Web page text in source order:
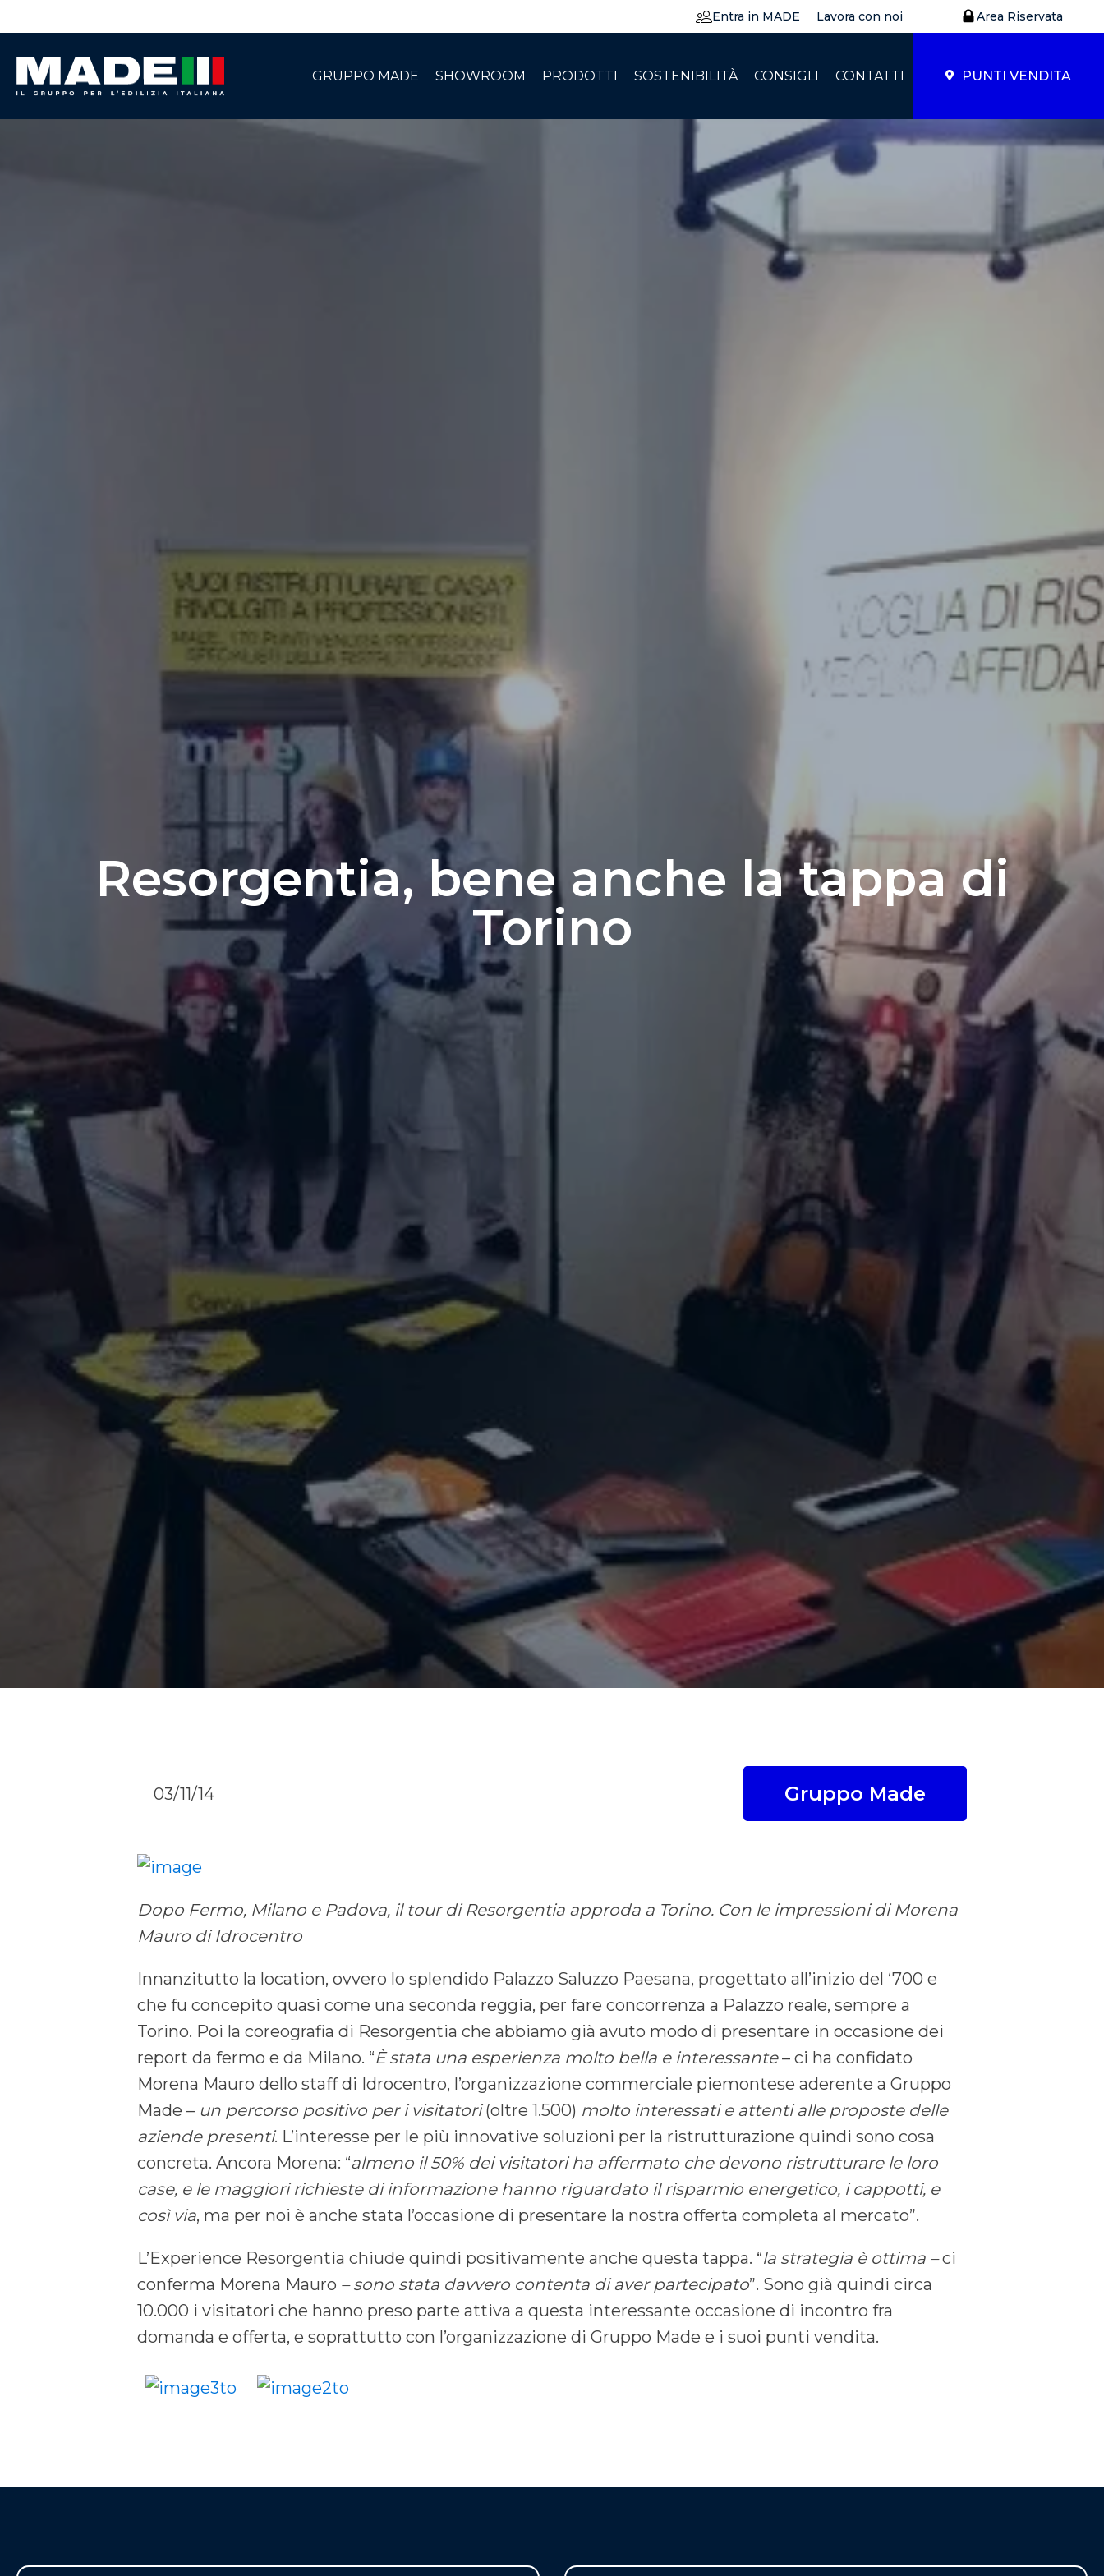
Entra in MADE Lavora con noi Area Riservata
GRUPPO MADE SHOWROOM PRODOTTI SOSTENIBILITÀ CONSIGLI CONTATTI PUNTI VENDITA
Resorgentia, bene anche la tappa di
Torino
03/11/14 Gruppo Made
Dopo Fermo, Milano e Padova, il tour di Resorgentia approda a Torino. Con le impressioni di Morena
Mauro di Idrocentro
Innanzitutto la location, ovvero lo splendido Palazzo Saluzzo Paesana, progettato all’inizio del ‘700 e
che fu concepito quasi come una seconda reggia, per fare concorrenza a Palazzo reale, sempre a
Torino. Poi la coreografia di Resorgentia che abbiamo già avuto modo di presentare in occasione dei
report da fermo e da Milano. “È stata una esperienza molto bella e interessante– ci ha confidato
Morena Mauro dello staff di Idrocentro, l’organizzazione commerciale piemontese aderente a Gruppo
Made – un percorso positivo per i visitatori(oltre 1.500) molto interessati e attenti alle proposte delle
aziende presenti. L’interesse per le più innovative soluzioni per la ristrutturazione quindi sono cosa
concreta. Ancora Morena: “almeno il 50% dei visitatori ha affermato che devono ristrutturare le loro
case, e le maggiori richieste di informazione hanno riguardato il risparmio energetico, i cappotti, e
così via, ma per noi è anche stata l’occasione di presentare la nostra offerta completa al mercato”.
L’Experience Resorgentia chiude quindi positivamente anche questa tappa. “la strategia è ottima –ci
conferma Morena Mauro – sono stata davvero contenta di aver partecipato”. Sono già quindi circa
10.000 i visitatori che hanno preso parte attiva a questa interessante occasione di incontro fra
domanda e offerta, e soprattutto con l’organizzazione di Gruppo Made e i suoi punti vendita.